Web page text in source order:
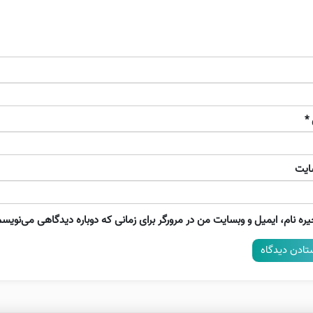
*
نام، ایمیل و وبسایت من در مرورگر برای زمانی که دوباره دیدگاهی